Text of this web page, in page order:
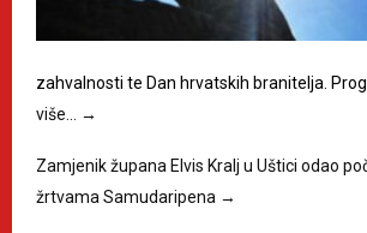
zahvalnosti te Dan hrvatskih branitelja.
više…
→
Zamjenik župana Elvis Kralj u Uštici odao
žrtvama Samudaripena →